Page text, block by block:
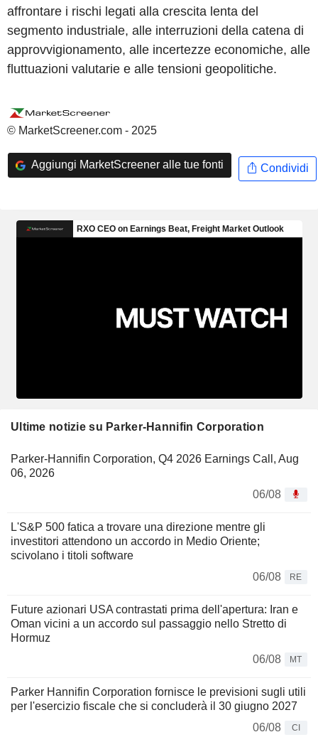
affrontare i rischi legati alla crescita lenta del
segmento industriale, alle interruzioni della catena di
approvvigionamento, alle incertezze economiche, alle
fluttuazioni valutarie e alle tensioni geopolitiche.
© MarketScreener.com - 2025
Aggiungi MarketScreener alle tue fonti Condividi
Ultime notizie su Parker-Hannifin Corporation
Parker-Hannifin Corporation, Q4 2026 Earnings Call, Aug
06, 2026
06/08
L'S&P 500 fatica a trovare una direzione mentre gli
investitori attendono un accordo in Medio Oriente;
scivolano i titoli software
06/08
RE
Future azionari USA contrastati prima dell'apertura: Iran e
Oman vicini a un accordo sul passaggio nello Stretto di
Hormuz
06/08
MT
Parker Hannifin Corporation fornisce le previsioni sugli utili
per l'esercizio fiscale che si concluderà il 30 giugno 2027
06/08
CI